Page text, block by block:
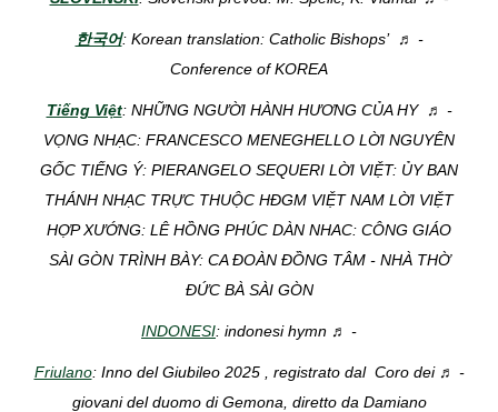
- ♬
한국어: Korean translation: Catholic Bishops’
Conference of KOREA
- ♬
Tiếng Việt: NHỮNG NGƯỜI HÀNH HƯƠNG CỦA HY
VỌNG NHẠC: FRANCESCO MENEGHELLO LỜI NGUYÊN
GỐC TIẾNG Ý: PIERANGELO SEQUERI LỜI VIỆT: ỦY BAN
THÁNH NHẠC TRỰC THUỘC HĐGM VIỆT NAM LỜI VIỆT
HỢP XƯỚNG: LÊ HỒNG PHÚC DÀN NHAC: CÔNG GIÁO
SÀI GÒN TRÌNH BÀY: CA ĐOÀN ĐỒNG TÂM - NHÀ THỜ
ĐỨC BÀ SÀI GÒN
- ♬
INDONESI: indonesi hymn
- ♬
Friulano: Inno del Giubileo 2025 , registrato dal Coro dei
giovani del duomo di Gemona, diretto da Damiano